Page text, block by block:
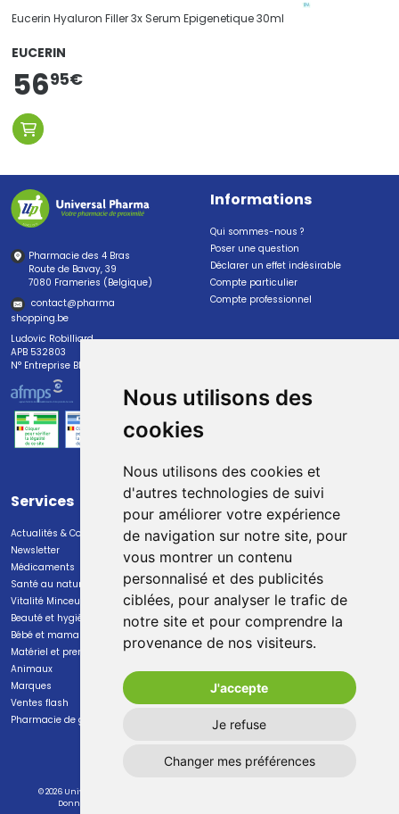
Nous utilisons des
cookies
Nous utilisons des cookies et
d'autres technologies de suivi
pour améliorer votre expérience
de navigation sur notre site, pour
vous montrer un contenu
personnalisé et des publicités
ciblées, pour analyser le trafic de
notre site et pour comprendre la
provenance de nos visiteurs.
J'accepte
Je refuse
Changer mes préférences
Eucerin Hyaluron Filler 3x Serum Epigenetique 30ml
EUCERIN
5695€
Pharmacie des 4 Bras
Route de Bavay, 39
7080 Frameries (Belgique)
contact@pharma
shopping.be
Ludovic Robilliard
APB 532803
N° Entreprise BE0447.382.113
Informations
Qui sommes-nous ?
Poser une question
Déclarer un effet indésirable
Compte particulier
Compte professionnel
Services
Actualités & Conseils
Newsletter
Médicaments
Santé au naturel
Vitalité Minceur Nutrition
Beauté et hygiène
Bébé et maman
Matériel et premiers soins
Animaux
Marques
Ventes flash
Pharmacie de garde
Paiement
Paiement sécurisé
Livraison
Livraison dans un Point Relais
© 2026 Universal Pharma S.A.
Données personnelles